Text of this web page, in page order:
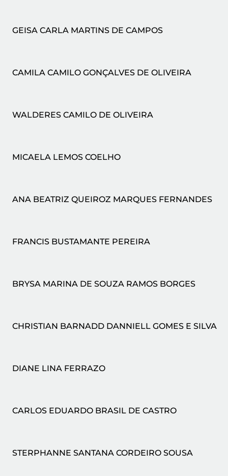
GEISA CARLA MARTINS DE CAMPOS
CAMILA CAMILO GONÇALVES DE OLIVEIRA
WALDERES CAMILO DE OLIVEIRA
MICAELA LEMOS COELHO
ANA BEATRIZ QUEIROZ MARQUES FERNANDES
FRANCIS BUSTAMANTE PEREIRA
BRYSA MARINA DE SOUZA RAMOS BORGES
CHRISTIAN BARNADD DANNIELL GOMES E SILVA
DIANE LINA FERRAZO
CARLOS EDUARDO BRASIL DE CASTRO
STERPHANNE SANTANA CORDEIRO SOUSA